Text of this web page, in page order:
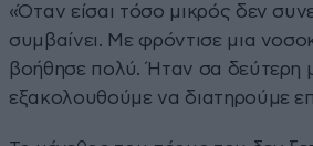
«Όταν είσαι τόσο μικρός δεν
συμβαίνει. Με φρόντισε μια
βοήθησε πολύ. Ήταν σα δεύτερη
εξακολουθούμε να διατηρούμε